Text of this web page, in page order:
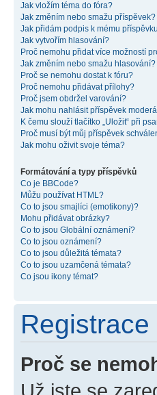
Jak vložím téma do fóra?
Jak změním nebo smažu příspěvek?
Jak přidám podpis k mému
Jak vytvořím hlasování?
Proč nemohu přidat více možností
Jak změním nebo smažu hlasování?
Proč se nemohu dostat k fóru?
Proč nemohu přidávat přílohy?
Proč jsem obdržel varování?
Jak mohu nahlásit příspěvek
K čemu slouží tlačítko „Uložit“ při
Proč musí být můj příspěvek
Jak mohu oživit svoje téma?
Formátování a typy příspěvků
Co je BBCode?
Můžu používat HTML?
Co to jsou smajlíci (emotikony)?
Mohu přidávat obrázky?
Co to jsou Globální oznámení?
Co to jsou oznámení?
Co to jsou důležitá témata?
Co to jsou uzamčená témata?
Co jsou ikony témat?
Proč se